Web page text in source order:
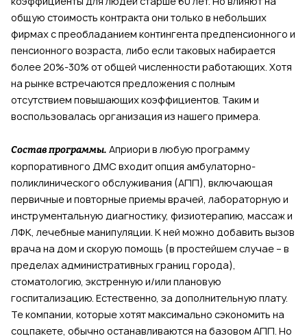
общую стоимость контракта они только в небольших
фирмах с преобладанием контингента предпенсионного и
пенсионного возраста, либо если таковых набирается
более 20%-30% от общей численности работающих. Хотя
на рынке встречаются предложения с полным
отсутствием повышающих коэффициентов. Таким и
воспользовалась организация из нашего примера.
Состав программы. Априори в любую программу
корпоративного ДМС входит опция амбулаторно-
поликлинического обслуживания (АПП), включающая
первичные и повторные приемы врачей, лабораторную и
инструментальную диагностику, физиотерапию, массаж и
ЛФК, лечебные манипуляции. К ней можно добавить вызов
врача на дом и скорую помощь (в простейшем случае – в
пределах административных границ города),
стоматологию, экстренную и/или плановую
госпитализацию. Естественно, за дополнительную плату.
Те компании, которые хотят максимально сэкономить на
соцпакете, обычно останавливаются на базовом АПП. Но